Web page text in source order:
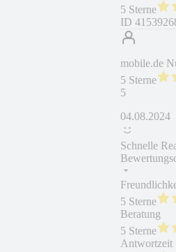
5 Sterne
ID
mobile.de
5 Sterne
5
04.08.2024
Schnelle
5 Sterne
Beratung
5 Sterne
Antwortzeit